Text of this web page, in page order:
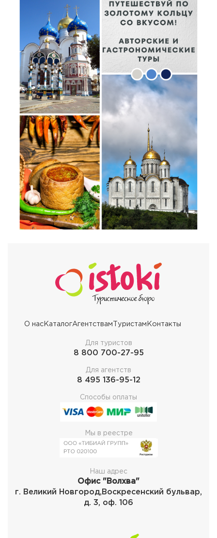
О насКаталогАгентствам Туристам Контакты
Для туристов
8 800 700-27-95
Для агентств
8 495 136-95-12
Способы оплаты
Мы в реестре
Наш адрес
Офис "Волхва"
г. Великий Новгород,Воскресенский бульвар,
д. 3, оф. 106